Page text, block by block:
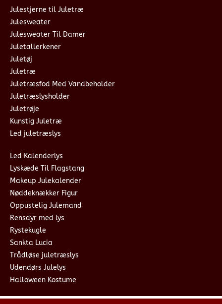
Julestjerne til Juletræ
Julesweater
Julesweater Til Damer
Juletallerkener
Juletøj
Juletræ
Juletræsfod Med Vandbeholder
Juletræslysholder
Juletrøje
Kunstig Juletræ
Led juletræslys
Led Kalenderlys
Lyskæde Til Flagstang
Makeup Julekalender
Nøddeknækker Figur
Oppustelig Julemand
Rensdyr med lys
Rystekugle
Sankta Lucia
Trådløse juletræslys
Udendørs Julelys
Halloween Kostume